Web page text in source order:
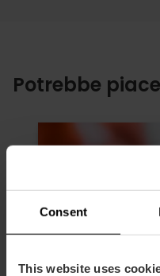
Consent
This website uses
Potrebbe